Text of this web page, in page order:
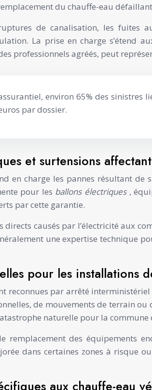
du chauffe-eau
de canalisation, les fuites
La prise en charge s’étend
professionnels agréés, peut
environ 65% des
par dossier.
et surtensions
en charge les pannes résultant
pour les ballons électriques ,
par cette garantie.
directs causés par l’électricité aux
une expertise technique
pour les installations
reconnues par arrêté
de mouvements de terrain
naturelle pour la commune
remplacement des équipements
dans certaines zones à risque
aux chauffe-eau